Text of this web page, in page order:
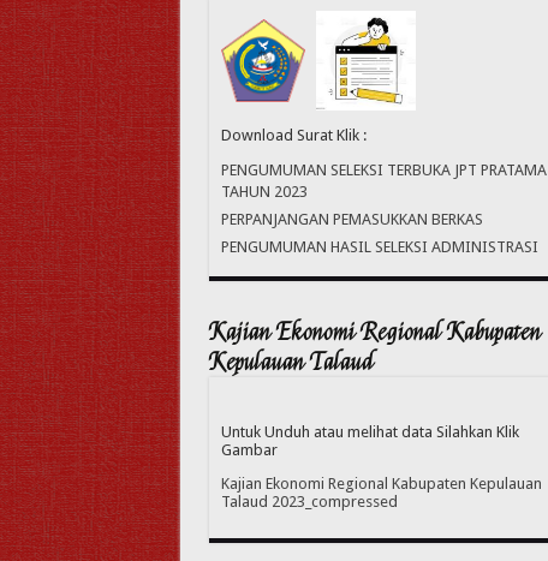
Download Surat Klik :
PENGUMUMAN SELEKSI TERBUKA JPT PRATAMA
TAHUN 2023
PERPANJANGAN PEMASUKKAN BERKAS
PENGUMUMAN HASIL SELEKSI ADMINISTRASI
Kajian Ekonomi Regional Kabupaten
Kepulauan Talaud
Untuk Unduh atau melihat data Silahkan Klik
Gambar
Kajian Ekonomi Regional Kabupaten Kepulauan
Talaud 2023_compressed